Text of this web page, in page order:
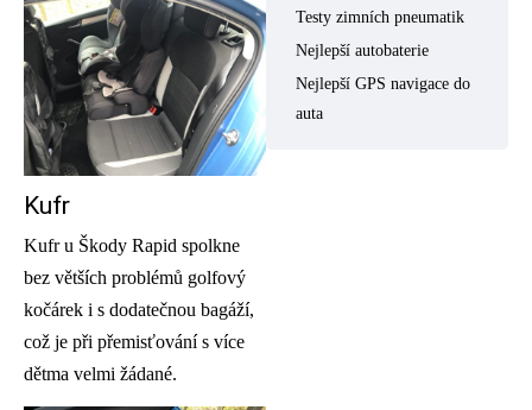
Kufr
Kufr u Škody Rapid spolkne
bez větších problémů golfový
kočárek i s dodatečnou bagáží,
což je při přemisťování s více
dětma velmi žádané.
Testy zimních pneumatik
Nejlepší autobaterie
Nejlepší GPS navigace do
auta